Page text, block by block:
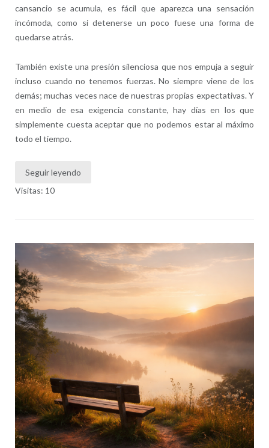
cansancio se acumula, es fácil que aparezca una sensación
incómoda, como si detenerse un poco fuese una forma de
quedarse atrás.
También existe una presión silenciosa que nos empuja a seguir
incluso cuando no tenemos fuerzas. No siempre viene de los
demás; muchas veces nace de nuestras propias expectativas. Y
en medio de esa exigencia constante, hay días en los que
simplemente cuesta aceptar que no podemos estar al máximo
todo el tiempo.
Seguir leyendo
Visitas: 10